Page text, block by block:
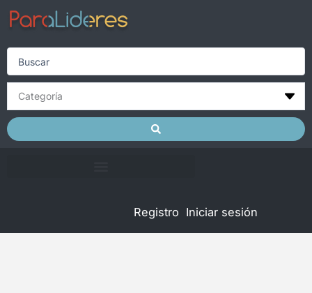
Skip
content
Search
Registro Iniciar sesión